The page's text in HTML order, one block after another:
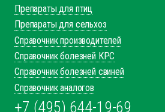
Препараты для птиц
Препараты для сельхоз
Справочник производителей
Справочник болезней КРС
Справочник болезней свиней
Справочник аналогов
+7 (495) 644-19-69